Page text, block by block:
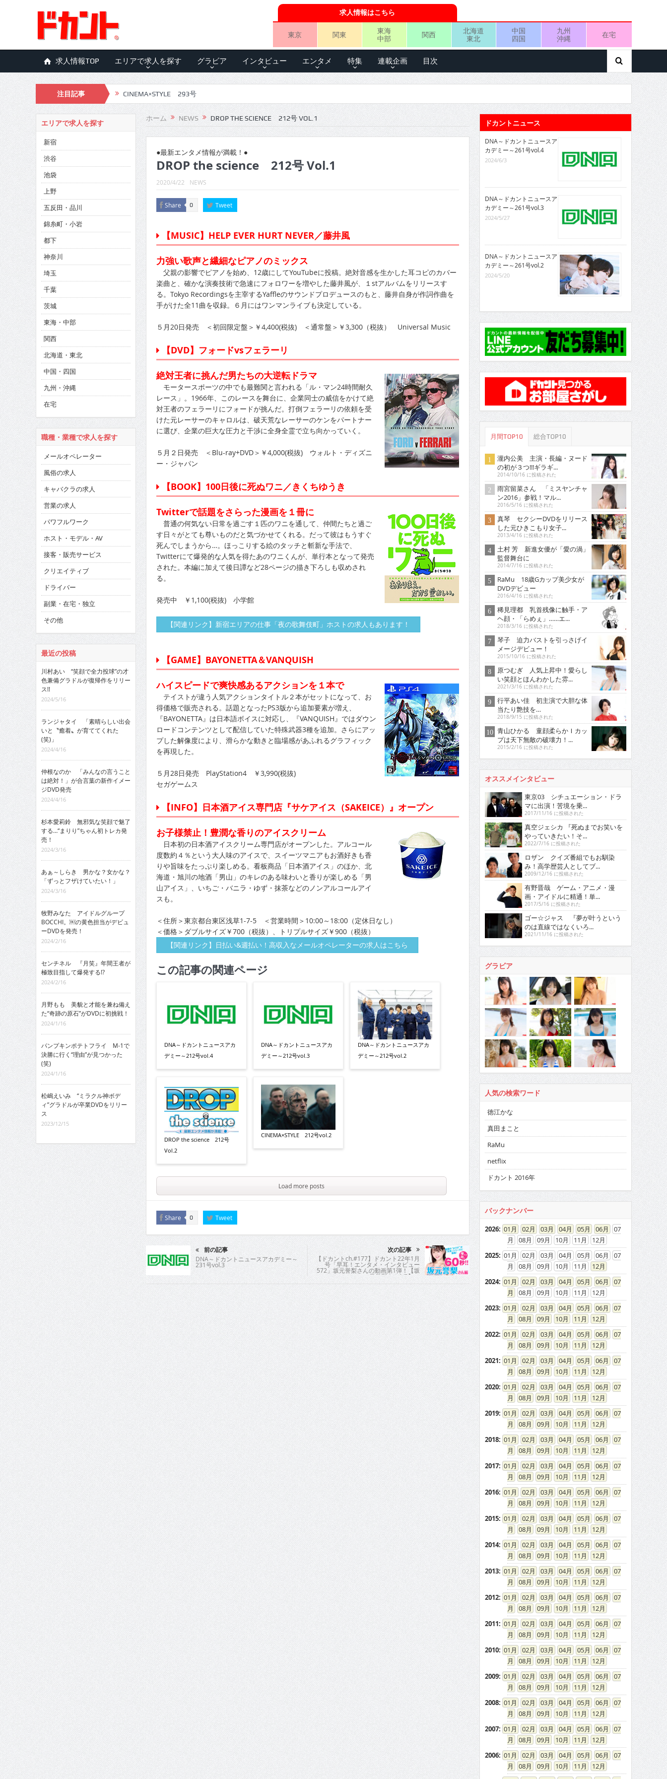
求人情報はこちら
東京 関東
東海
中部
関西
北海道
東北
中国
四国
九州
沖縄
在宅
求人情報TOP エリアで求人を探す グラビア インタビュー エンタメ 特集 連載企画 目次
注目記事 CINEMA×STYLE 293号
CINEMA×STYLE 292号
CINEMA×STYLE 291号
CINEMA×STYLE 290号
CINEMA×STYLE 289号
CINEMA×STYLE 288号
CINEMA×STYLE 287号
CINEMA×STYLE 286号
CINEMA×STYLE 285号
CINEMA×STYLE 294号
ホーム NEWS DROP THE SCIENCE 212号 VOL.1
●最新エンタメ情報が満載！●
DROP the science 212号 Vol.1
2020/4/22 NEWS
Share 0 Tweet
【MUSIC】HELP EVER HURT NEVER／藤井風
力強い歌声と繊細なピアノのミックス
父親の影響でピアノを始め、12歳にしてYouTubeに投稿。絶対音感を生かした耳コピのカバー
楽曲と、確かな演奏技術で急速にフォロワーを増やした藤井風が、１stアルバムをリリースす
る。Tokyo Recordingsを主宰するYaffleのサウンドプロデュースのもと、藤井自身が作詞作曲を
手がけた全11曲を収録。６月にはワンマンライブも決定している。
５月20日発売 ＜初回限定盤＞￥4,400(税抜) ＜通常盤＞￥3,300（税抜） Universal Music
【DVD】フォードvsフェラーリ
絶対王者に挑んだ男たちの大逆転ドラマ
モータースポーツの中でも最難関と言われる「ル・マン24時間耐久
レース」。1966年、このレースを舞台に、企業同士の威信をかけて絶
対王者のフェラーリにフォードが挑んだ。打倒フェラーリの依頼を受
けた元レーサーのキャロルは、破天荒なレーサーのケンをパートナー
に選び、企業の巨大な圧力と干渉に全身全霊で立ち向かっていく。
５月２日発売 ＜Blu-ray+DVD＞￥4,000(税抜) ウォルト・ディズニ
ー・ジャパン
【BOOK】100日後に死ぬワニ／きくちゆうき
Twitterで話題をさらった漫画を１冊に
普通の何気ない日常を過ごす１匹のワニを通して、仲間たちと過ご
す日々がとても尊いものだと気づかせてくれる。だって彼はもうすぐ
死んでしまうから…。ほっこりする絵のタッチと斬新な手法で、
Twitterにて爆発的な人気を得たあのワニくんが、単行本となって発売
された。本編に加えて後日譚など28ページの描き下ろしも収めされ
る。
発売中 ￥1,100(税抜) 小学館
【関連リンク】新宿エリアの仕事「夜の歌舞伎町」ホストの求人もあります！
【GAME】BAYONETTA＆VANQUISH
ハイスピードで爽快感あるアクションを１本で
テイストが違う人気アクションタイトル２本がセットになって、お
得価格で販売される。話題となったPS3版から追加要素が増え、
『BAYONETTA』は日本語ボイスに対応し、『VANQUISH』ではダウン
ロードコンテンツとして配信していた特殊武器3種を追加。さらにアッ
プした解像度により、滑らかな動きと臨場感があふれるグラフィック
を再現した。
５月28日発売 PlayStation4 ￥3,990(税抜)
セガゲームス
【INFO】日本酒アイス専門店『サケアイス（SAKEICE）』オープン
お子様禁止！豊潤な香りのアイスクリーム
日本初の日本酒アイスクリーム専門店がオープンした。アルコール
度数約４％という大人味のアイスで、スイーツマニアもお酒好きも香
りや旨味をたっぷり楽しめる。看板商品「日本酒アイス」のほか、北
海道・旭川の地酒「男山」のキレのある味わいと香りが楽しめる「男
山アイス」、いちご・バニラ・ゆず・抹茶などのノンアルコールアイ
スも。
＜住所＞東京都台東区浅草1-7-5 ＜営業時間＞10:00～18:00（定休日なし）
＜価格＞ダブルサイズ￥700（税抜）、トリプルサイズ￥900（税抜）
【関連リンク】日払い&週払い！高収入なメールオペレーターの求人はこちら
この記事の関連ページ
DNA～ドカントニュースアカ
デミー～212号vol.4
DROP the science 212号
Vol.2
DNA～ドカントニュースアカ
デミー～212号vol.3
CINEMA×STYLE 212号vol.2
DNA～ドカントニュースアカ
デミー～212号vol.2
Load more posts
Share 0 Tweet
前の記事
DNA～ドカントニュースアカデミー～
231号vol.3
次の記事
【ドカントch.#177】ドカント22年1月
号「早耳！エンタメ・インタビュー
572」坂元誉梨さんの動画第1弾！【坂
元誉梨さん1/2】
エリアで求人を探す
新宿
渋谷
池袋
上野
五反田・品川
錦糸町・小岩
都下
神奈川
埼玉
千葉
茨城
東海・中部
関西
北海道・東北
中国・四国
九州・沖縄
在宅
職種・業種で求人を探す
メールオペレーター
風俗の求人
キャバクラの求人
営業の求人
パワフルワーク
ホスト・モデル・AV
接客・販売サービス
クリエイティブ
ドライバー
副業・在宅・独立
その他
最近の投稿
川村あい “笑顔で全力投球”の才
色兼備グラドルが復帰作をリリー
ス!!
2024/5/16
ランジャタイ 「素晴らしい出会
いと〝癒着〟が育ててくれた
(笑)」
2024/4/16
仲根なのか 「みんなの言うこと
は絶対！」が合言葉の新作イメー
ジDVD発売
2024/4/16
杉本愛莉鈴 無邪気な笑顔で魅了
する…“まりり”ちゃん初トレカ発
売！
2024/3/16
あぁ～しらき 男かな？女かな？
「ずっとフザけていたい！」
2024/3/16
牧野みなた アイドルグループ
BOCCHI。￼の黄色担当がデビュ
ーDVDを発売！
2024/2/16
センチネル 『月笑』年間王者が
極致目指して爆発する!?
2024/2/16
月野もも 美貌と才能を兼ね備え
た“奇跡の原石”がDVDに初挑戦！
2024/1/16
パンプキンポテトフライ M-1で
決勝に行く“理由”が見つかった
(笑)
2024/1/16
松嶋えいみ “ミラクル神ボデ
ィ”グラドルが卒業DVDをリリー
ス
2023/12/15
ドカントニュース
DNA～ドカントニュースア
カデミー～261号vol.4
2024/6/3
DNA～ドカントニュースア
カデミー～261号vol.3
2024/5/27
DNA～ドカントニュースア
カデミー～261号vol.2
2024/5/20
月間TOP10 総合TOP10
瀧内公美 主演・長編・ヌード
の初が３つ!!!ギラギ...
2014/10/16 に投稿された
雨宮留菜さん 「ミスヤンチャ
ン2016」参戦！マル...
2016/5/16 に投稿された
真琴 セクシーDVDをリリース
した元ひきこもり女子...
2013/4/16 に投稿された
土村 芳 新進女優が「愛の渦」
監督舞台に
2014/7/16 に投稿された
RaMu 18歳Gカップ美少女が
DVDデビュー
2016/4/16 に投稿された
稀見理都 乳首残像に触手・ア
ヘ顔・「らめぇ」……エ...
2018/3/16 に投稿された
琴子 迫力バストを引っさげイ
メージデビュー！
2015/10/16 に投稿された
原つむぎ 人気上昇中！愛らし
い笑顔とほんわかした雰...
2021/3/16 に投稿された
行平あい佳 初主演で大胆な体
当たり艶技を…
2018/9/15 に投稿された
青山ひかる 童顔柔らかＩカッ
プは天下無敵の破壊力！...
2015/2/16 に投稿された
オススメインタビュー
東京03 シチュエーション・ドラ
マに出演！苦境を乗...
2017/11/16 に投稿された
真空ジェシカ 『死ぬまでお笑いを
やっていきたい！そ...
2022/7/16 に投稿された
ロザン クイズ番組でもお馴染
み！高学歴芸人としてブ...
2009/12/16 に投稿された
有野晋哉 ゲーム・アニメ・漫
画・アイドルに精通！単...
2017/5/16 に投稿された
ゴー☆ジャス 『夢が叶うという
のは直線ではなくいろ...
2021/11/16 に投稿された
グラビア
人気の検索ワード
徳江かな
真田まこと
RaMu
netflix
ドカント 2016年
バックナンバー
2026: 01 02 03 04 05 06
07
08
09 10 11
12
2025: 01 02 03 04 05 06
07
08
09 10 11
12
2024: 01 02 03 04 05 06
07
08
09 10 11
12
2023: 01 02 03 04 05 06
07
08
09 10 11
12
2022: 01 02 03 04 05 06
07
08
09 10 11
12
2021: 01 02 03 04 05 06
07
08
09 10 11
12
2020: 01 02 03 04 05 06
07
08
09 10 11
12
2019: 01 02 03 04 05 06
07
08
09 10 11
12
2018: 01 02 03 04 05 06
07
08
09 10 11
12
2017: 01 02 03 04 05 06
07
08
09 10 11
12
2016: 01 02 03 04 05 06
07
08
09 10 11
12
2015: 01 02 03 04 05 06
07
08
09 10 11
12
2014: 01 02 03 04 05 06
07
08
09 10 11
12
2013: 01 02 03 04 05 06
07
08
09 10 11
12
2012: 01 02 03 04 05 06
07
08
09 10 11
12
2011: 01 02 03 04 05 06
07
08
09 10 11
12
2010: 01 02 03 04 05 06
07
08
09 10 11
12
2009: 01 02 03 04 05 06
07
08
09 10 11
12
2008: 01 02 03 04 05 06
07
08
09 10 11
12
2007: 01 02 03 04 05 06
07
08
09 10 11
12
2006: 01 02 03 04 05 06
07
08
09 10 11
12